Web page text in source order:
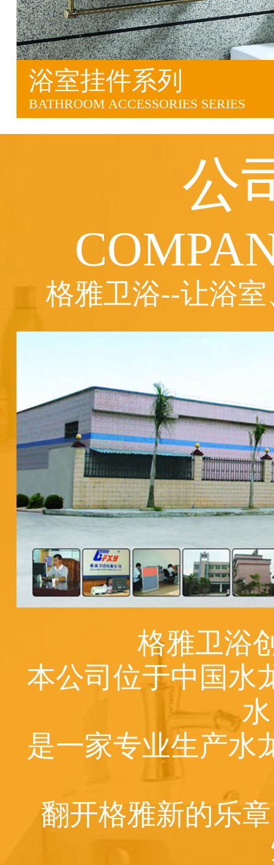
浴室挂件系列
BATHROOM ACCESSORIES SERIES
公
格雅卫浴--让浴
格雅卫浴
本公司位于中国水
是一家专业生产水
翻开格雅新的乐